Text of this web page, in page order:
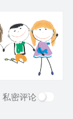
私密评论